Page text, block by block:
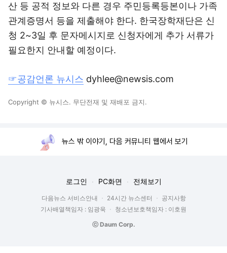
산 등 공적 정보와 다른 경우 주민등록등본이나 가족
관계증명서 등을 제출해야 한다. 한국장학재단은 신
청 2~3일 후 문자메시지로 신청자에게 추가 서류가
필요한지 안내할 예정이다.
☞공감언론 뉴시스 dyhlee@newsis.com
Copyright © 뉴시스. 무단전재 및 재배포 금지.
뉴스 밖 이야기, 다음 커뮤니티 웹에서 보기
로그인 PC화면 전체보기
다음뉴스 서비스안내 24시간 뉴스센터
공지사항
기사배열책임자 : 임광욱
청소년보호책임자 : 이호원
ⓒ Daum Corp.